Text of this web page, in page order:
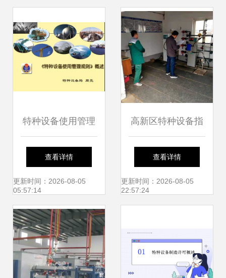
市转型升级典范
特种设备使用管理
规则概述
查看详情
更新时间：2026-08-05
05:57:14
高新区特种设备指
挥部开展特种设备
作业人员持证上岗
查看详情
更新时间：2026-08-05
22:57:24